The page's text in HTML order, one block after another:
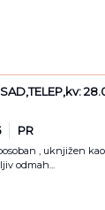
PR
, uknjižen
odmah...